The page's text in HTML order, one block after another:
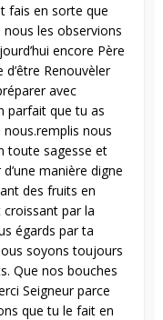
fais en sorte que
les observions
encore Père
Renouvèler
avec
parfait que tu as
nous.remplis nous
toute sagesse et
manière digne
des fruits en
par la
égards par ta
soyons toujours
Que nos bouches
Seigneur parce
que tu le fait en